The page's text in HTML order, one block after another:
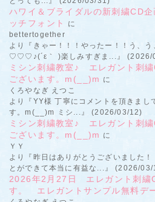
ハワイ＆ブライダルの新刺繍CD
ッチフォント
に
bettertogether
より『きゃー！！！やったー！！う、
♡♡♡♪(´ε｀ )楽しみすぎま...』 (2026/
ミシン刺繍教室♪ エレガント刺繍
ございます。m(__)m に
くろやなぎ えつこ
より『YY様 丁寧にコメントを頂きまし
す。m(__)m ミシ...』 (2026/03/12)
ミシン刺繍教室♪ エレガント刺繍
ございます。m(__)m に
ＹＹ
より『昨日はありがとうございました
とができて本当に有益な...』 (2026/03/
2026年2月27日 エレガント刺繍
す。 エレガントサンプル無料デ